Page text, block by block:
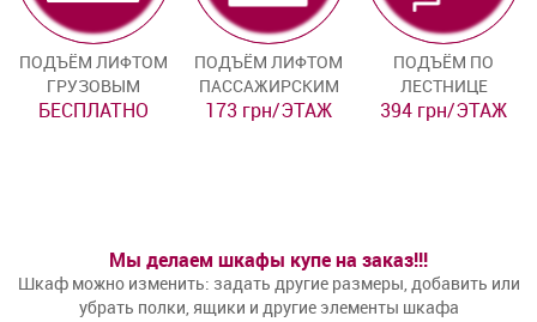
ПОДЪЁМ ЛИФТОМ
ГРУЗОВЫМ
БЕСПЛАТНО
ПОДЪЁМ ЛИФТОМ
ПАССАЖИРСКИМ
173 грн/ЭТАЖ
ПОДЪЁМ ПО
ЛЕСТНИЦЕ
394 грн/ЭТАЖ
Мы делаем шкафы купе на заказ!!!
Шкаф можно изменить: задать другие размеры, добавить или
убрать полки, ящики и другие элементы шкафа